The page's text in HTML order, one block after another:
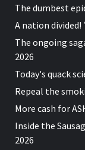
The dumbest
A nation divided!
The ongoing
2026
Today's quack
Repeal the
More cash for
Inside the
2026